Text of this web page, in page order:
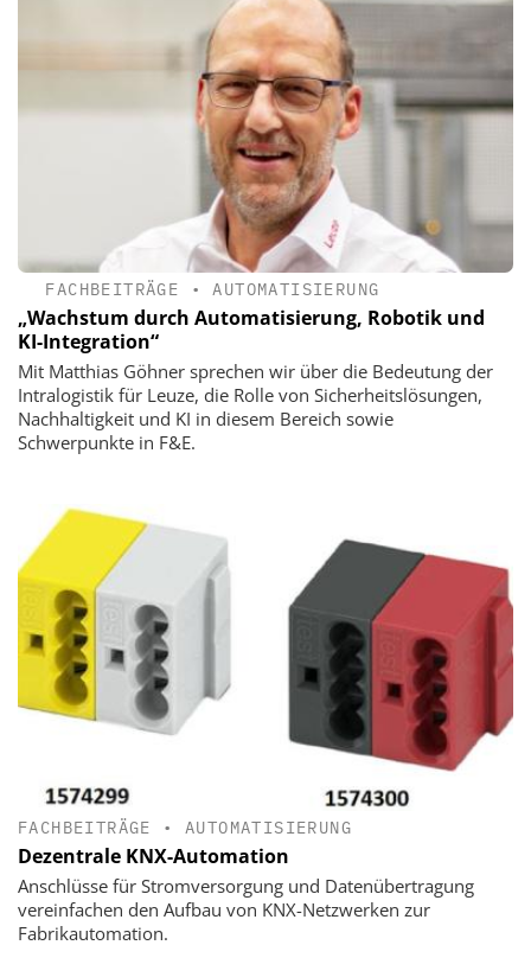
FACHBEITRÄGE •AUTOMATISIERUNG
„Wachstum durch ­Automatisierung, Robotik und
KI-Integration“
Mit Matthias Göhner sprechen wir über die Bedeutung der
Intralogistik für Leuze, die Rolle von Sicherheitslösungen,
Nachhaltigkeit und KI in diesem Bereich sowie
Schwerpunkte in F&E.
FACHBEITRÄGE •AUTOMATISIERUNG
Dezentrale KNX-Automation
Anschlüsse für Stromversorgung und Datenübertragung
vereinfachen den Aufbau von KNX-Netzwerken zur
Fabrikautomation.